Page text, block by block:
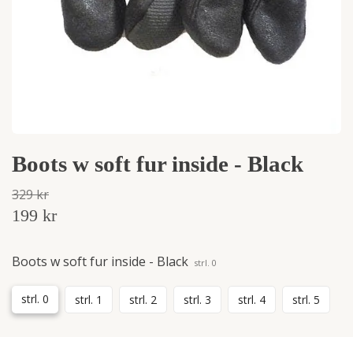
Boots w soft fur inside - Black
329 kr
199 kr
Boots w soft fur inside - Black strl. 0
strl. 0 strl. 1 strl. 2 strl. 3 strl. 4 strl. 5